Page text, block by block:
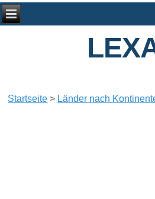
Startseite > Länder nach